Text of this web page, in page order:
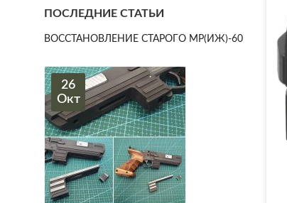
ПОСЛЕДНИЕ СТАТЬИ
ВОССТАНОВЛЕНИЕ СТАРОГО МР(ИЖ)-60
26
Окт